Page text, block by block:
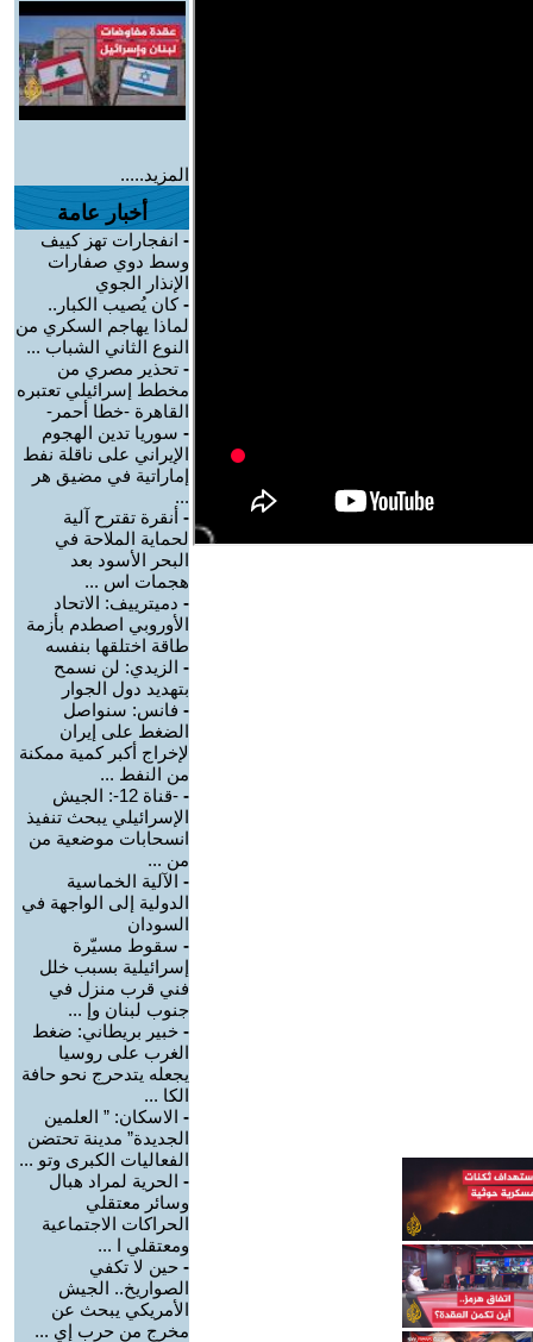
المزيد.....
أخبار عامة
- انفجارات تهز كييف
وسط دوي صفارات
الإنذار الجوي
-كان يُصيب الكبار..
لماذا يهاجم السكري من
النوع الثاني الشباب ...
- تحذير مصري من
مخطط إسرائيلي تعتبره
القاهرة -خطا أحمر-
- سوريا تدين الهجوم
الإيراني على ناقلة نفط
إماراتية في مضيق هر
...
- أنقرة تقترح آلية
لحماية الملاحة في
البحر الأسود بعد
هجمات اس ...
- دميترييف: الاتحاد
الأوروبي اصطدم بأزمة
طاقة اختلقها بنفسه
- الزيدي: لن نسمح
بتهديد دول الجوار
- فانس: سنواصل
الضغط على إيران
لإخراج أكبر كمية ممكنة
من النفط ...
-
-قناة 12-: الجيش
الإسرائيلي يبحث تنفيذ
انسحابات موضعية من
من ...
- الآلية الخماسية
الدولية إلى الواجهة في
السودان
- سقوط مسيّرة
إسرائيلية بسبب خلل
فني قرب منزل في
جنوب لبنان وإ ...
- خبير بريطاني: ضغط
الغرب على روسيا
يجعله يتدحرج نحو حافة
الكا ...
- الاسكان: ” العلمين
الجديدة” مدينة تحتضن
الفعاليات الكبرى وتو ...
- الحرية لمراد هبال
وسائر معتقلي
الحراكات الاجتماعية
ومعتقلي ا ...
- حين لا تكفي
الصواريخ.. الجيش
الأمريكي يبحث عن
مخرج من حرب إي ...